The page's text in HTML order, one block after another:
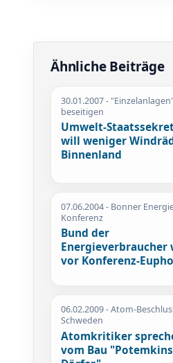
Ähnliche Beiträge
30.01.2007-
beseitigen
Umwelt-
will weniger
Binnenland
07.06.2004- Bonner
Konferenz
Bund der
Energieverbraucher
vor Konferenz-
06.02.2009- Atom-
Schweden
Atomkritiker
vom Bau